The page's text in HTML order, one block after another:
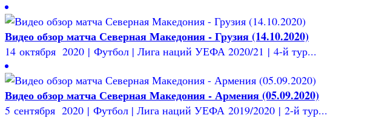
Видео обзор матча Северная Македония - Грузия (14.10.2020)
14 октября 2020 | Футбол | Лига наций УЕФА 2020/21 | 4-й тур...
Видео обзор матча Северная Македония - Армения (05.09.2020)
5 сентября 2020 | Футбол | Лига наций УЕФА 2019/2020 | 2-й тур...